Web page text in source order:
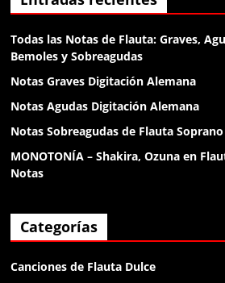
Anónimo138188
Anónimo138188
buenas
holaa
Anónimo138400
Todas las Notas de Flauta: Graves,
Bemoles y Sobreagudas
Notas Graves Digitación Alemana
Notas Agudas Digitación Alemana
Notas Sobreagudas de Flauta
MONOTONÍA – Shakira, Ozuna en
Notas
Categorías
Canciones de Flauta Dulce